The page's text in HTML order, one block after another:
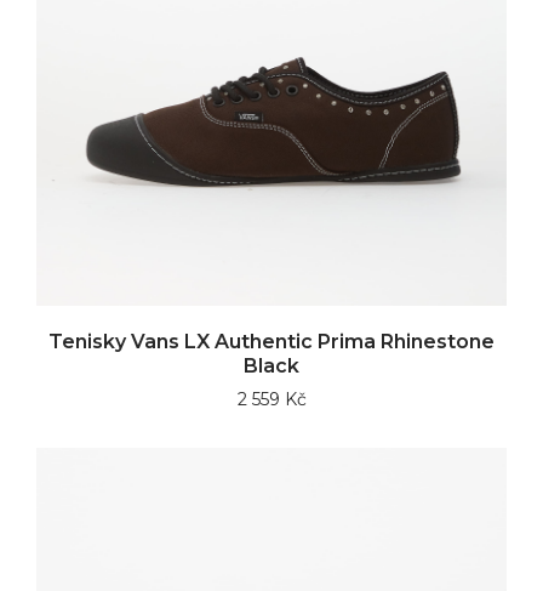
Tenisky Vans LX Authentic Prima Rhinestone
Black
2 559 Kč